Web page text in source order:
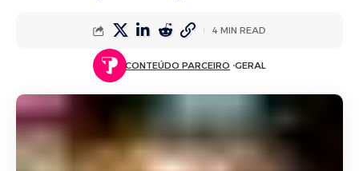
CONTEÚDO PARCEIRO GERAL
4 MIN READ